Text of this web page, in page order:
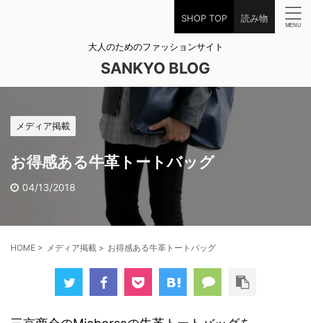
SHOP TOP 読み物
大人のためのファッションサイト
SANKYO BLOG
メディア掲載
お得感ある牛革トートバッグ
04/13/2018
HOME > メディア掲載 > お得感ある牛革トートバッグ